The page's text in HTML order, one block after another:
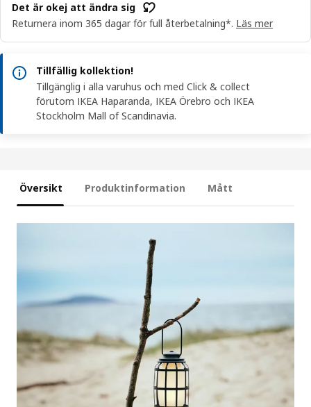
Det är okej att ändra sig
Returnera inom 365 dagar för full återbetalning*. Läs mer
Tillfällig kollektion!
Tillgänglig i alla varuhus och med Click & collect
förutom IKEA Haparanda, IKEA Örebro och IKEA
Stockholm Mall of Scandinavia.
Översikt Produktinformation Mått